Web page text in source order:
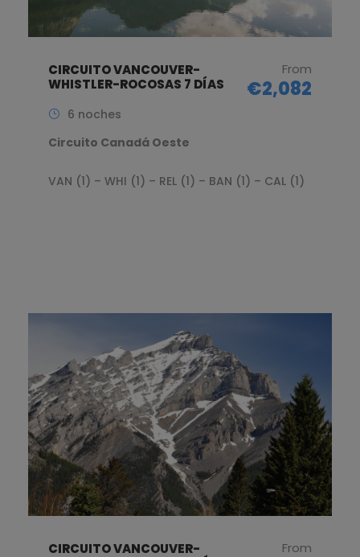
CIRCUITO VANCOUVER-
WHISTLER-ROCOSAS 7 DÍAS
From
€2,082
6 noches
Circuito Canadá Oeste
VAN (1) – WHI (1) – REL (1) – BAN (1) – CAL (1)
CIRCUITO VANCOUVER-
From